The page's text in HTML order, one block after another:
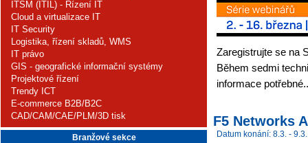
ITSM (ITIL) - Řízení IT
Cloud a virtualizace IT
IT Security
Logistika, řízení skladů, WMS
IT právo
GIS - geografické informační systémy
Projektové řízení
Trendy ICT
E-commerce B2B/B2C
CAD/CAM/CAE/PLM/3D tisk
Branžové sekce
Zaregistrujte se na
Během sedmi
informace
F5 Networks
Datum konání: 8.3. - 9.3.